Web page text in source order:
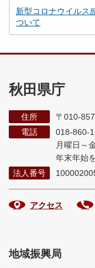
新型コロナウイルス
ついて
秋田県庁
住所
〒010-
電話
018-860-
月曜日～
年末年始
法人番号
アクセス
地域振興局